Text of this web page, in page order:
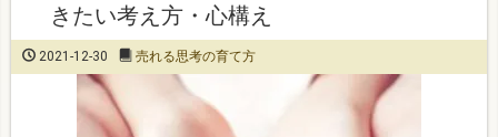
きたい考え方・心構え
2021-12-30 売れる思考の育て方